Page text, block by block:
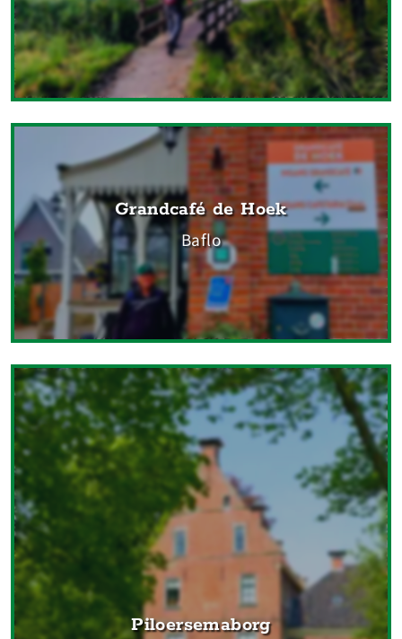
Grandcafé de Hoek
Baflo
Piloersemaborg